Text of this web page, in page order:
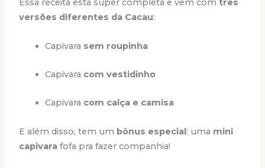
Essa receita está super completa e vem comtrês
versões diferentes da Cacau:
Capivara sem roupinha
Capivara com vestidinho
Capivara com calça e camisa
E além disso, tem um bônus especial: uma mini
capivara fofa pra fazer companhia!